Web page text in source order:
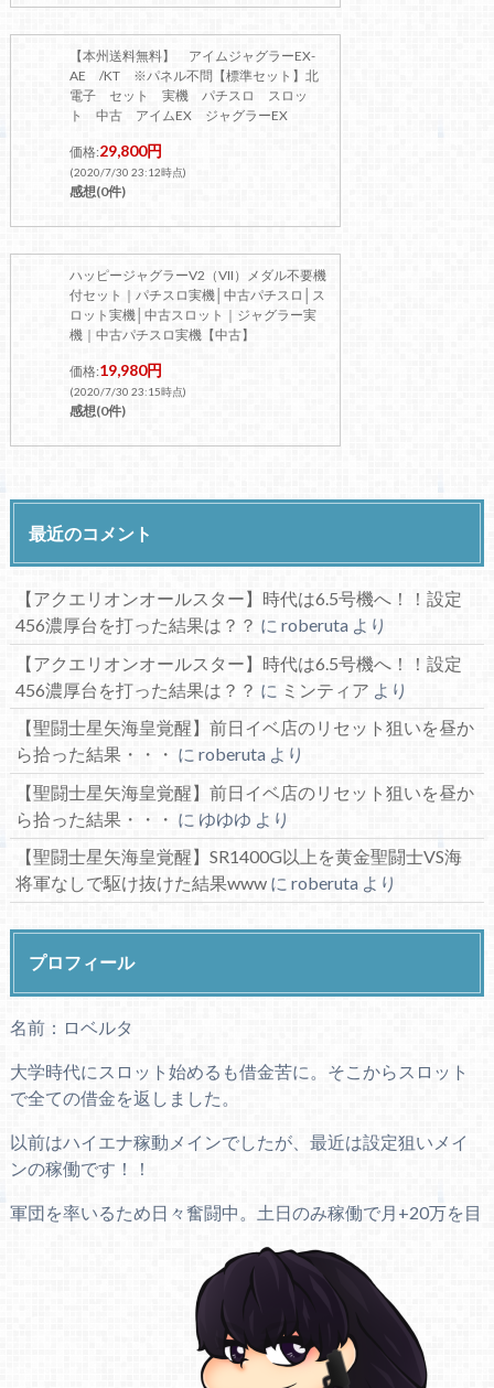
【本州送料無料】 アイムジャグラーEX-
AE /KT ※パネル不問【標準セット】北
電子 セット 実機 パチスロ スロッ
ト 中古 アイムEX ジャグラーEX
価格:29,800円
(2020/7/30 23:12時点)
感想(0件)
ハッピージャグラーV2（VII）メダル不要機
付セット｜パチスロ実機│中古パチスロ│ス
ロット実機│中古スロット｜ジャグラー実
機｜中古パチスロ実機【中古】
価格:19,980円
(2020/7/30 23:15時点)
感想(0件)
最近のコメント
【アクエリオンオールスター】時代は6.5号機へ！！設定
456濃厚台を打った結果は？？ に roberutaより
【アクエリオンオールスター】時代は6.5号機へ！！設定
456濃厚台を打った結果は？？ に ミンティア より
【聖闘士星矢海皇覚醒】前日イベ店のリセット狙いを昼か
ら拾った結果・・・ に roberutaより
【聖闘士星矢海皇覚醒】前日イベ店のリセット狙いを昼か
ら拾った結果・・・ に ゆゆゆ より
【聖闘士星矢海皇覚醒】SR1400G以上を黄金聖闘士VS海
将軍なしで駆け抜けた結果wwwに roberutaより
プロフィール
名前：ロベルタ
大学時代にスロット始めるも借金苦に。そこからスロット
で全ての借金を返しました。
以前はハイエナ稼動メインでしたが、最近は設定狙いメイ
ンの稼働です！！
軍団を率いるため日々奮闘中。土日のみ稼働で月+20万を目